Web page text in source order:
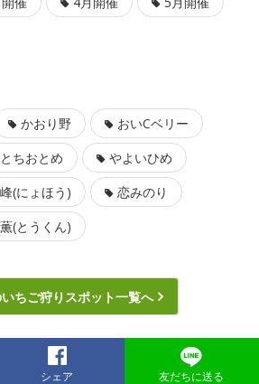
かおり野
おいCベリー
とちおとめ
やよいひめ
(にょほう)
恋みのり
(とうくん)
ちご狩りスポット一覧へ
シェア 友だちに送る